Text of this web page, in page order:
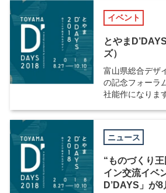
イベント
とやま
ズ）
富山県総合デザ
の記念フォーラ
社能作になりま
ニュース
“ものづくり
イン交流イベ
D’DAYS」が